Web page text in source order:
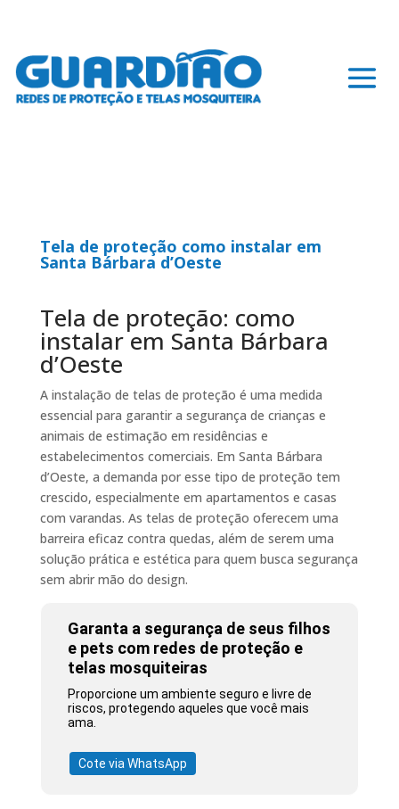
Tela de proteção como instalar em
Santa Bárbara d’Oeste
Tela de proteção: como
instalar em Santa Bárbara
d’Oeste
A instalação de telas de proteção é uma medida
essencial para garantir a segurança de crianças e
animais de estimação em residências e
estabelecimentos comerciais. Em Santa Bárbara
d’Oeste, a demanda por esse tipo de proteção tem
crescido, especialmente em apartamentos e casas
com varandas. As telas de proteção oferecem uma
barreira eficaz contra quedas, além de serem uma
solução prática e estética para quem busca segurança
sem abrir mão do design.
Garanta a segurança de seus filhos
e pets com redes de proteção e
telas mosquiteiras
Proporcione um ambiente seguro e livre de
riscos, protegendo aqueles que você mais
ama.
Cote via WhatsApp